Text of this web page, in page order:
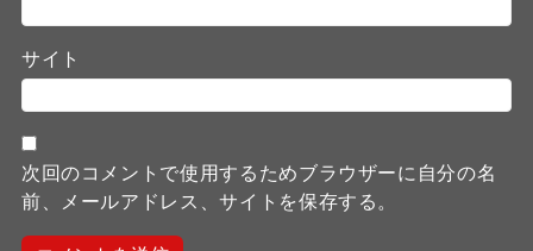
サイト
次回のコメントで使用するためブラウザーに自分の名
前、メールアドレス、サイトを保存する。